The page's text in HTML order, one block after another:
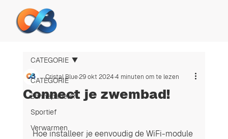
CATEGORIE
Zonnepanelen
Sportief
Verwarmen
CATEGORIE
Connect je zwembad!
Cristal Blue29 okt 20244 minuten om te lezen
Hoe installeer je eenvoudig de WiFi-module